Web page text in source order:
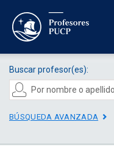
Buscar profesor(es):
BÚSQUEDA AVANZADA